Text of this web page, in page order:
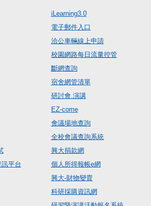
平台
iLearning3.0
電子郵件入口
洽公車輛線上申請
校園網路每日流量控管
斷網查詢
宿舍網管清單
研討會.演講
EZ-come
會議場地查詢
全校會議查詢系統
興大捐款網
個人所得報帳e網
興大-財物變賣
科研採購資訊網